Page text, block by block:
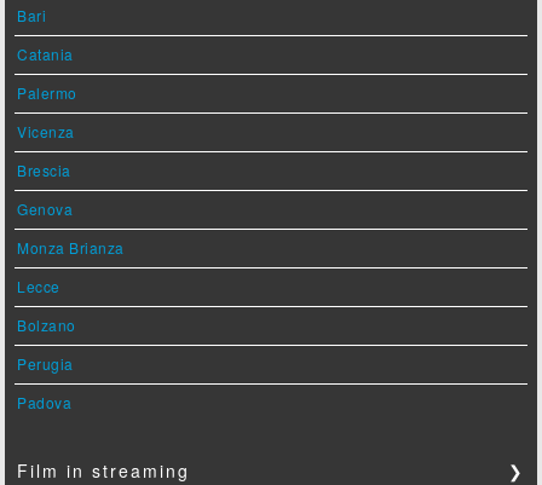
Bari
Catania
Palermo
Vicenza
Brescia
Genova
Monza Brianza
Lecce
Bolzano
Perugia
Padova
Film in streaming ❯